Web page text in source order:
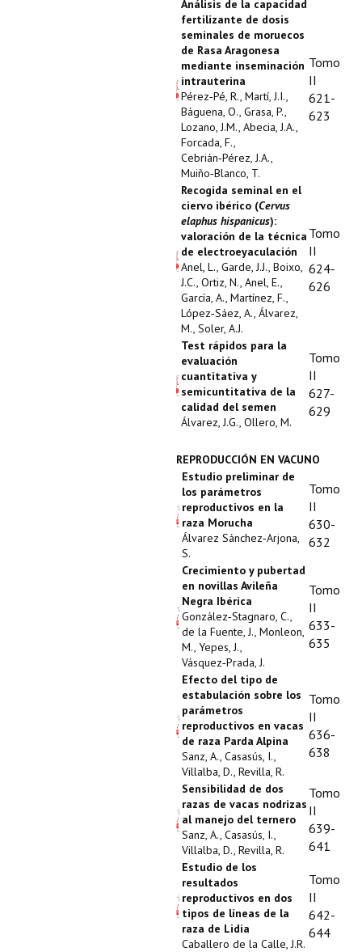
Análisis de la capacidad
fertilizante de dosis
seminales de moruecos
de Rasa Aragonesa
mediante inseminación
intrauterina
Pérez‑Pé, R., Martí, J.I.,
Báguena, O., Grasa, P.,
Lozano, J.M., Abecia, J.A.,
Forcada, F.,
Cebrián‑Pérez, J.A.,
Muiño‑Blanco, T.
Tomo
II
621-
623
Recogida seminal en el
ciervo ibérico (Cervus
elaphus hispanicus):
valoración de la técnica
de electroeyaculación
Anel, L., Garde, J.J., Boixo,
J.C., Ortiz, N., Anel, E.,
García, A., Martínez, F.,
López‑Sáez, A., Álvarez,
M., Soler, A.J.
Tomo
II
624-
626
Test rápidos para la
evaluación
cuantitativa y
semicuntitativa de la
calidad del semen
Álvarez, J.G., Ollero, M.
Tomo
II
627-
629
REPRODUCCIÓN EN VACUNO
Estudio preliminar de
los parámetros
reproductivos en la
raza Morucha
Álvarez Sánchez‑Arjona,
S.
Tomo
II
630-
632
Crecimiento y pubertad
en novillas Avileña
Negra Ibérica
González‑Stagnaro, C.,
de la Fuente, J., Monleon,
M., Yepes, J.,
Vásquez‑Prada, J.
Tomo
II
633-
635
Efecto del tipo de
estabulación sobre los
parámetros
reproductivos en vacas
de raza Parda Alpina
Sanz, A., Casasús, I.,
Villalba, D., Revilla, R.
Tomo
II
636-
638
Sensibilidad de dos
razas de vacas nodrizas
al manejo del ternero
Sanz, A., Casasús, I.,
Villalba, D., Revilla, R.
Tomo
II
639-
641
Estudio de los
resultados
reproductivos en dos
tipos de líneas de la
raza de Lidia
Caballero de la Calle, J.R.
Tomo
II
642-
644